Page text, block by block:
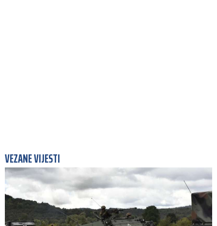
VEZANE VIJESTI